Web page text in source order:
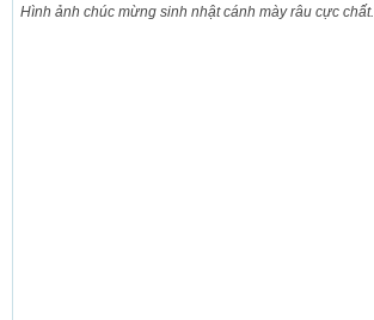
Hình ảnh chúc mừng sinh nhật cánh mày râu cực chất.